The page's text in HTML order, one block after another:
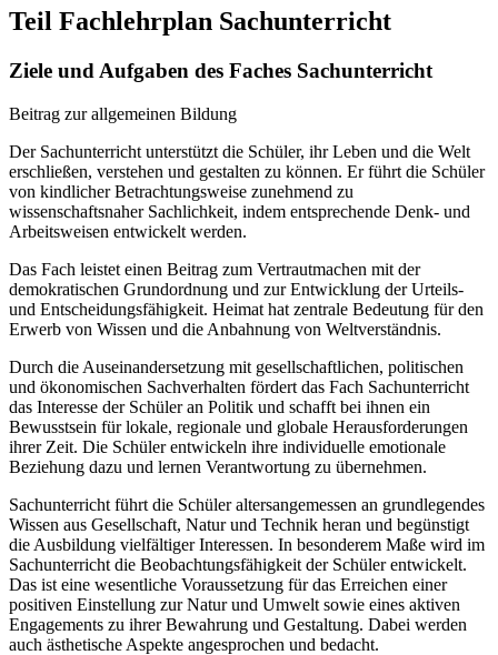
Teil Fachlehrplan Sachunterricht
Ziele und Aufgaben des Faches Sachunterricht
Beitrag zur allgemeinen Bildung
Der Sachunterricht unterstützt die Schüler, ihr Leben und die Welt
erschließen, verstehen und gestalten zu können. Er führt die Schüler
von kindlicher Betrachtungsweise zunehmend zu
wissenschaftsnaher Sachlichkeit, indem entsprechende Denk- und
Arbeitsweisen entwickelt werden.
Das Fach leistet einen Beitrag zum Vertrautmachen mit der
demokratischen Grundordnung und zur Entwicklung der Urteils-
und Entscheidungsfähigkeit. Heimat hat zentrale Bedeutung für den
Erwerb von Wissen und die Anbahnung von Weltverständnis.
Durch die Auseinandersetzung mit gesellschaftlichen, politischen
und ökonomischen Sachverhalten fördert das Fach Sachunterricht
das Interesse der Schüler an Politik und schafft bei ihnen ein
Bewusstsein für lokale, regionale und globale Herausforderungen
ihrer Zeit. Die Schüler entwickeln ihre individuelle emotionale
Beziehung dazu und lernen Verantwortung zu übernehmen.
Sachunterricht führt die Schüler altersangemessen an grundlegendes
Wissen aus Gesellschaft, Natur und Technik heran und begünstigt
die Ausbildung vielfältiger Interessen. In besonderem Maße wird im
Sachunterricht die Beobachtungsfähigkeit der Schüler entwickelt.
Das ist eine wesentliche Voraussetzung für das Erreichen einer
positiven Einstellung zur Natur und Umwelt sowie eines aktiven
Engagements zu ihrer Bewahrung und Gestaltung. Dabei werden
auch ästhetische Aspekte angesprochen und bedacht.